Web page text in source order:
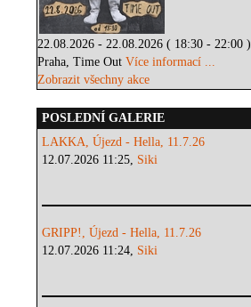
22.08.2026 - 22.08.2026 ( 18:30 - 22:00 )
Praha, Time OutVíce informací ...
Zobrazit všechny akce
POSLEDNÍ GALERIE
LAKKA, Újezd - Hella, 11.7.26
12.07.2026 11:25, Siki
GRIPP!, Újezd - Hella, 11.7.26
12.07.2026 11:24, Siki